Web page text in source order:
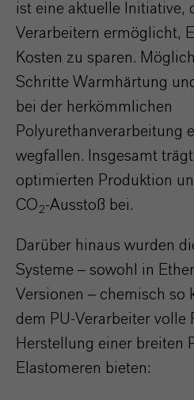
ist eine aktuelle Initiative,
Verarbeitern ermöglicht,
Kosten zu sparen.
Schritte Warmhärtung
bei der herkömmlichen
Polyurethanverarbeitung
wegfallen. Insgesamt
optimierten Produktion
CO 2-Ausstoß bei.
Darüber hinaus wurden
Systeme – sowohl in
Versionen – chemisch so
dem PU-Verarbeiter volle
Herstellung einer breiten
Elastomeren bieten: